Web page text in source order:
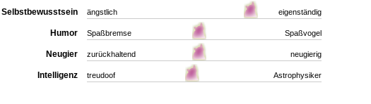
Selbstbewusstsein ängstlich eigenständig
Humor Spaßbremse Spaßvogel
Neugier zurückhaltend neugierig
Intelligenz treudoof Astrophysiker